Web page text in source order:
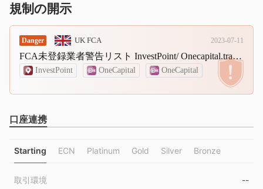
8
9
8
9
規制の開示
Danger UK FCA 2023-07-11
FCA未登録業者警告リスト InvestPoint/ Onecapital.trade/ Onecapital.company.
InvestPoint OneCapital OneCapital
口座連携
Starting ECN Platinum Gold Silver Bronze
取引環境 --